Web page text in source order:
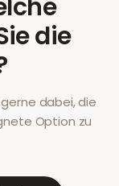
die
dabei, die
Option zu